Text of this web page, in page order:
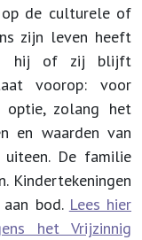
op de culturele of
zijn leven heeft
hij of zij blijft
voorop: voor
optie, zolang het
en waarden van
uiteen. De familie
Kindertekeningen
bod. Lees hier
het Vrijzinnig